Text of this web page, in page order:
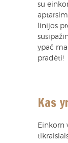
su
linijos
ypač
pradėti!
Kas
Einkorn